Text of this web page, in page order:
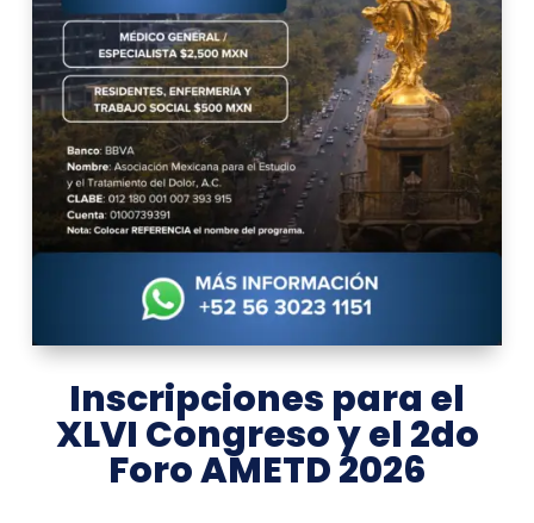
Inscripciones para el
XLVI Congreso y el 2do
Foro AMETD 2026